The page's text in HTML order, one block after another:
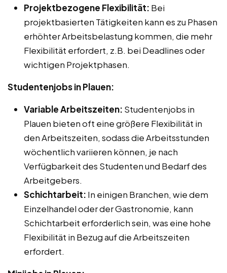
Projektbezogene Flexibilität: Bei
projektbasierten Tätigkeiten kann es zu Phasen
erhöhter Arbeitsbelastung kommen, die mehr
Flexibilität erfordert, z.B. bei Deadlines oder
wichtigen Projektphasen.
Studentenjobs in Plauen:
Variable Arbeitszeiten: Studentenjobs in
Plauen bieten oft eine größere Flexibilität in
den Arbeitszeiten, sodass die Arbeitsstunden
wöchentlich variieren können, je nach
Verfügbarkeit des Studenten und Bedarf des
Arbeitgebers.
Schichtarbeit: In einigen Branchen, wie dem
Einzelhandel oder der Gastronomie, kann
Schichtarbeit erforderlich sein, was eine hohe
Flexibilität in Bezug auf die Arbeitszeiten
erfordert.